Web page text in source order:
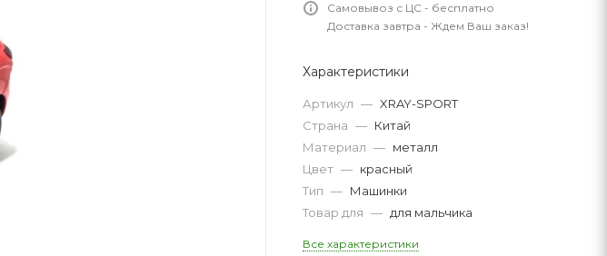
Самовывоз с ЦС - бесплатно
Доставка завтра - Ждем Ваш заказ!
Характеристики
Артикул — XRAY-SPORT
Страна — Китай
Материал — металл
Цвет — красный
Тип — Машинки
Товар для — для мальчика
Все характеристики